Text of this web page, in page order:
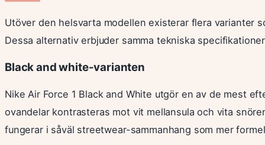
Utöver den helsvarta modellen existerar flera varianter
Dessa alternativ erbjuder samma tekniska
Black and white-varianten
Nike Air Force 1 Black and White utgör en av de mest
ovandelar kontrasteras mot vit mellansula och vita
fungerar i såväl streetwear-sammanhang som mer